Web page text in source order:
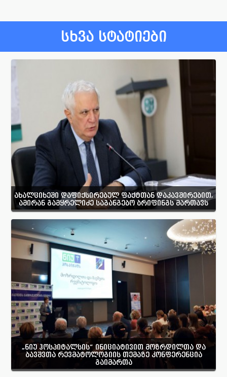
სხვა სტატიები
ახალციხეში დაფიქსირებულ ფაქტთან დაკავშირებით,
ამირან გამყრელიძე საგანგებო ბრიფინგს მართავს
„ნიუ ჰოსპიტალსის“ ინიციატივით მოზრდილთა და
ბავშვთა რევმატოლოგიის თემაზე კონფერენცია
გაიმართა